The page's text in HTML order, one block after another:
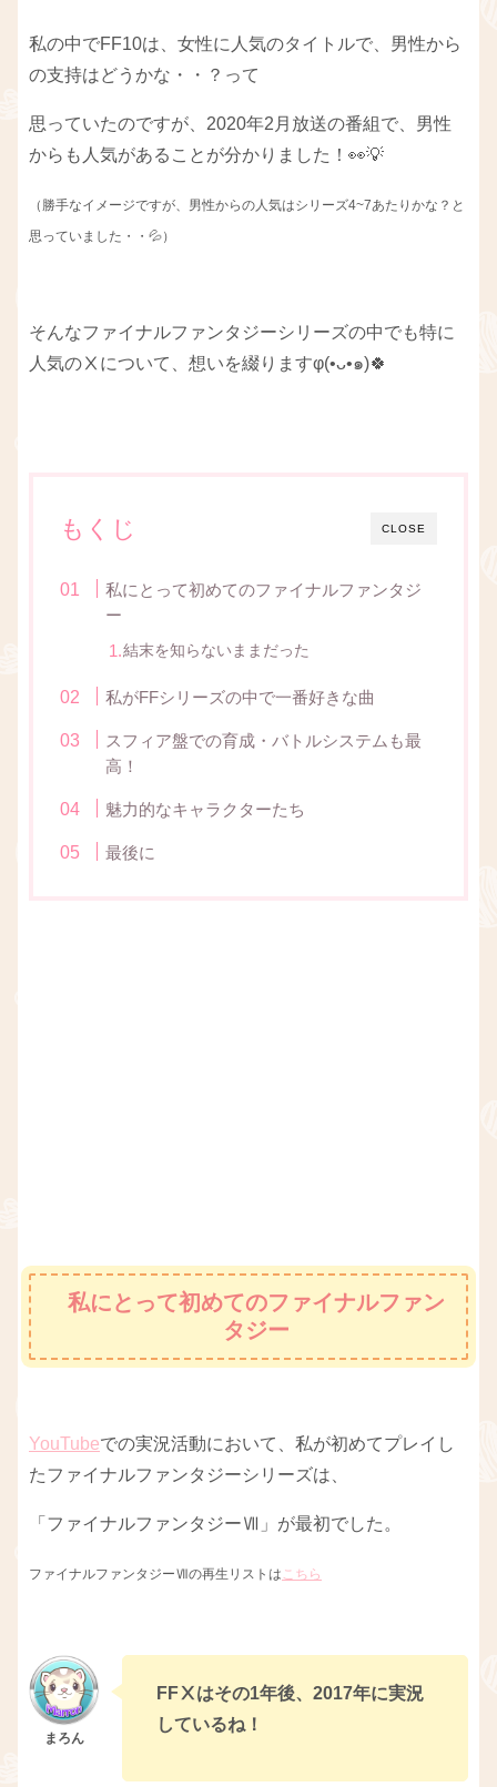
私の中でFF10は、女性に人気のタイトルで、男性から
の支持はどうかな・・？って
思っていたのですが、2020年2月放送の番組で、男性
からも人気があることが分かりました！👀💡
（勝手なイメージですが、男性からの人気はシリーズ4~7あたりかな？と
思っていました・・💦）
そんなファイナルファンタジーシリーズの中でも特に
人気のⅩについて、想いを綴りますφ(•ᴗ•๑)🍀
CLOSE
もくじ
私にとって初めてのファイナルファンタジ
ー
結末を知らないままだった
私がFFシリーズの中で一番好きな曲
スフィア盤での育成・バトルシステムも最
高！
魅力的なキャラクターたち
最後に
私にとって初めてのファイナルファン
タジー
YouTubeでの実況活動において、私が初めてプレイし
たファイナルファンタジーシリーズは、
「ファイナルファンタジーⅦ」が最初でした。
ファイナルファンタジーⅦの再生リストは こちら
FFⅩはその1年後、2017年に実況
しているね！